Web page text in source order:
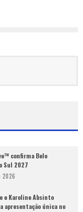
confirma Belo
Sul 2027
2026
e Karoline Absinto
apresentação única no